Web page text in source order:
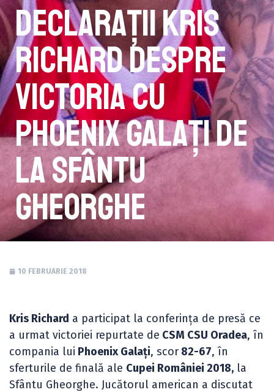
Declarații Kris
Richard despre
victoria cu
Phoenix Galați de
la Sfântu
Gheorghe
10 FEBRUARIE 2018
Kris Richard a participat la conferința de presă ce
a urmat victoriei repurtate de CSM CSU Oradea, în
compania lui Phoenix Galați, scor 82-67, în
sferturile de finală ale Cupei României 2018, la
Sfântu Gheorghe. Jucătorul american a discutat